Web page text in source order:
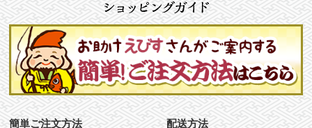
簡単ご注文方法 配送方法